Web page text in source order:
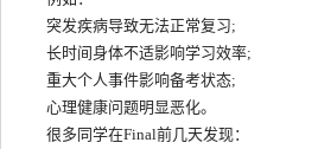
突发疾病导致无法正常复习;
长时间身体不适影响学习效率;
重大个人事件影响备考状态;
心理健康问题明显恶化。
很多同学在Final前几天发现：